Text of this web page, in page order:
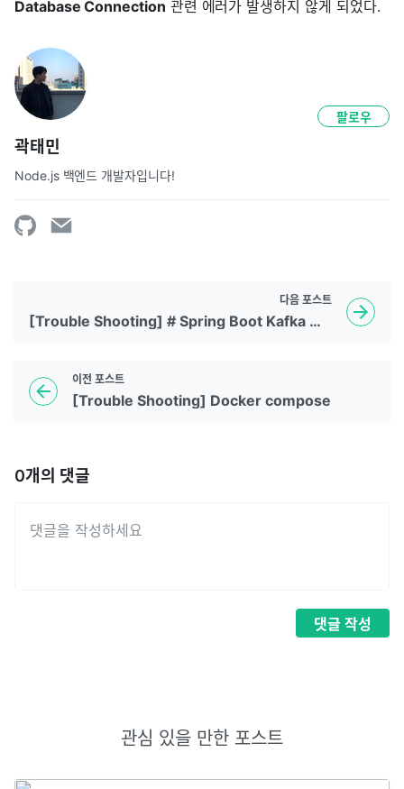
Database Connection 관련 에러가 발생하지 않게 되었다.
곽태민
Node.js 백엔드 개발자입니다!
팔로우
이전 포스트
[Trouble Shooting] Docker compose
다음 포스트
[Trouble Shooting] # Spring Boot Kafka 테스트 시 "Address already in use" 문제
0개의 댓글
댓글 작성
관심 있을 만한 포스트